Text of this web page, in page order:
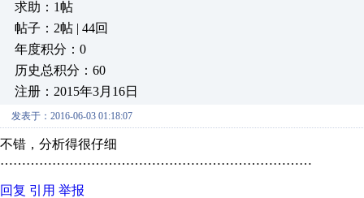
求助：1帖
帖子：2帖 | 44回
年度积分：0
历史总积分：60
注册：2015年3月16日
发表于：2016-06-03 01:18:07
不错，分析得很仔细
………………………………………………………………
回复 引用 举报